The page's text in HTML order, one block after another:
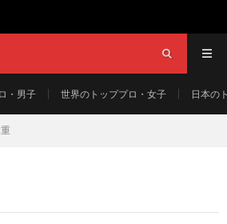
・男子 世界のトッププロ・女子 日本の